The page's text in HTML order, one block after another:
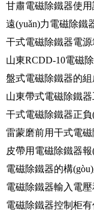
甘肅電磁除鐵器使用
遠(yuǎn)力電磁除鐵
干式電磁除鐵器電源
山東RCDD-10電磁
盤式電磁除鐵器的組
山東帶式電磁除鐵器
干式電磁除鐵器正
雷蒙磨前用干式電
皮帶用電磁除鐵器報
電磁除鐵器的構
電磁除鐵器輸入電
電磁除鐵器控制柜